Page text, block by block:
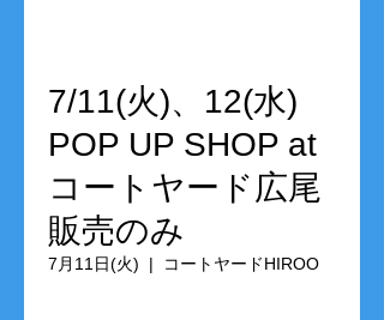
7/11(火)、12(水)
POP UP SHOP at
コートヤード広尾
販売のみ
7月11日(火)
  |
コートヤードHIROO